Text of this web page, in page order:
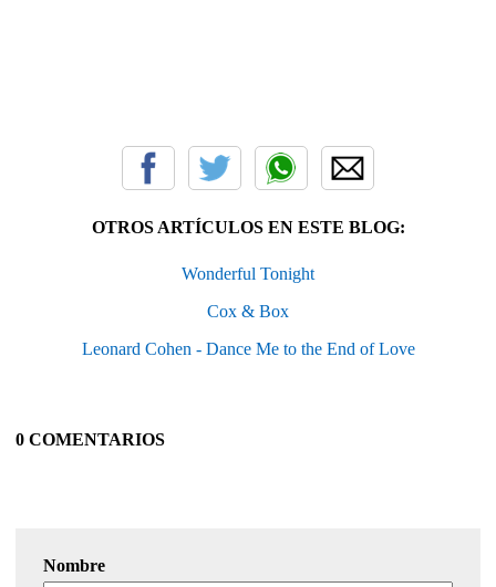
OTROS ARTÍCULOS EN ESTE BLOG:
Wonderful Tonight
Cox & Box
Leonard Cohen - Dance Me to the End of Love
0 COMENTARIOS
Nombre